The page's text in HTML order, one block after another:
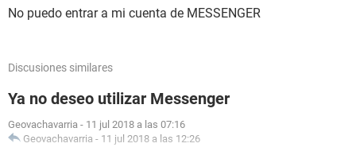
No puedo entrar a mi cuenta de MESSENGER
Discusiones similares
Ya no deseo utilizar Messenger
Geovachavarria - 11 jul 2018 a las 07:16
Geovachavarria - 11 jul 2018 a las 12:26